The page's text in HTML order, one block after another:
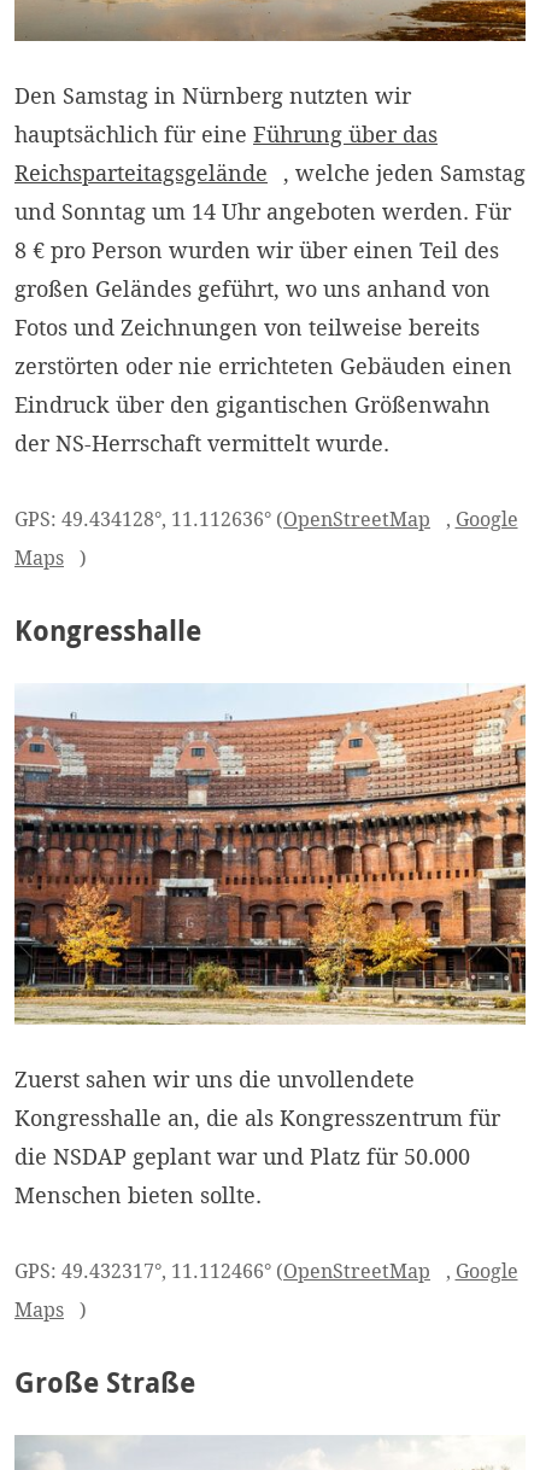
Den Samstag in Nürnberg nutzten wir
hauptsächlich für eine Führung über das
Reichsparteitagsgelände
, welche jeden Samstag
und Sonntag um 14 Uhr angeboten werden. Für
8 € pro Person wurden wir über einen Teil des
großen Geländes geführt, wo uns anhand von
Fotos und Zeichnungen von teilweise bereits
zerstörten oder nie errichteten Gebäuden einen
Eindruck über den gigantischen Größenwahn
der NS-Herrschaft vermittelt wurde.
GPS: 49.434128°, 11.112636° (OpenStreetMap , Google
Maps
)
Kongresshalle
Zuerst sahen wir uns die unvollendete
Kongresshalle an, die als Kongresszentrum für
die NSDAP geplant war und Platz für 50.000
Menschen bieten sollte.
GPS: 49.432317°, 11.112466° (OpenStreetMap , Google
Maps
)
Große Straße